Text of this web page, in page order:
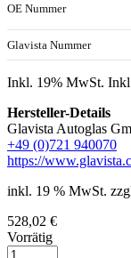
OE Nummer
Glavista Nummer
Inkl. 19% MwSt.
Hersteller-Details
Glavista Autoglas
+49 (0)721 940070
https://
inkl. 19 % MwSt.
528,02 €
Vorrätig
Windschutzscheibe